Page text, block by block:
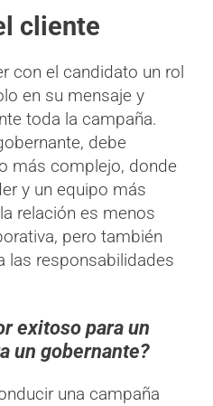
cliente
con el candidato un rol
en su mensaje y
toda la campaña.
debe
más complejo, donde
y un equipo más
relación es menos
pero también
las responsabilidades
exitoso para un
un gobernante?
una campaña